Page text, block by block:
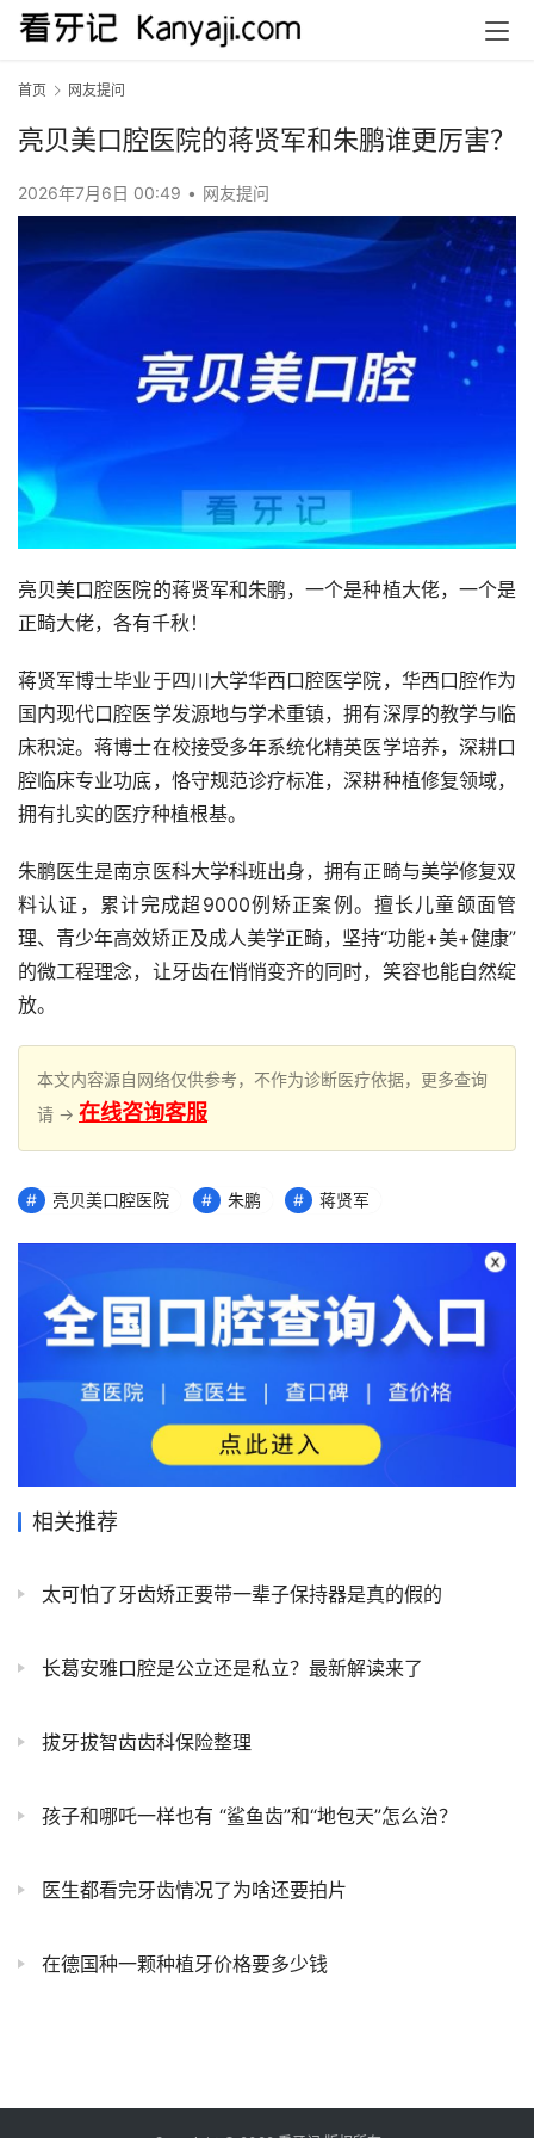
首页 网友提问
亮贝美口腔医院的蒋贤军和朱鹏谁更厉害？
2026年7月6日 00:49 • 网友提问
亮贝美口腔医院的蒋贤军和朱鹏，一个是种植大佬，一个是
正畸大佬，各有千秋！
蒋贤军博士毕业于四川大学华西口腔医学院，华西口腔作为
国内现代口腔医学发源地与学术重镇，拥有深厚的教学与临
床积淀。蒋博士在校接受多年系统化精英医学培养，深耕口
腔临床专业功底，恪守规范诊疗标准，深耕种植修复领域，
拥有扎实的医疗种植根基。
朱鹏医生是南京医科大学科班出身，拥有正畸与美学修复双
料认证，累计完成超9000例矫正案例。擅长儿童颌面管
理、青少年高效矫正及成人美学正畸，坚持“功能+美+健康”
的微工程理念，让牙齿在悄悄变齐的同时，笑容也能自然绽
放。
本文内容源自网络仅供参考，不作为诊断医疗依据，更多查询
请 → 在线咨询客服
亮贝美口腔医院 朱鹏 蒋贤军
相关推荐
太可怕了牙齿矫正要带一辈子保持器是真的假的
长葛安雅口腔是公立还是私立？最新解读来了
拔牙拔智齿齿科保险整理
孩子和哪吒一样也有 “鲨鱼齿”和“地包天”怎么治？
医生都看完牙齿情况了为啥还要拍片
在德国种一颗种植牙价格要多少钱